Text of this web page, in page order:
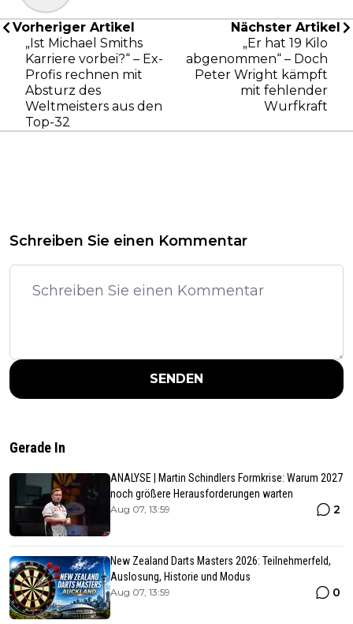
Vorheriger Artikel
„Ist Michael Smiths
Karriere vorbei?“ – Ex-
Profis rechnen mit
Absturz des
Weltmeisters aus den
Top-32
Nächster Artikel
„Er hat 19 Kilo
abgenommen“ – Doch
Peter Wright kämpft
mit fehlender
Wurfkraft
Schreiben Sie einen Kommentar
SENDEN
Gerade In
ANALYSE | Martin Schindlers Formkrise: Warum 2027
noch größere Herausforderungen warten
Aug 07, 13:59 2
New Zealand Darts Masters 2026: Teilnehmerfeld,
Auslosung, Historie und Modus
Aug 07, 13:59 0